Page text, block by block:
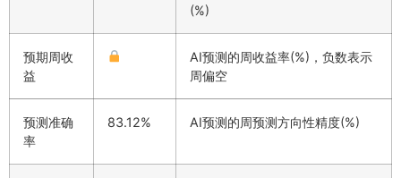
(%)
预期周收
益
AI预测的周收益率(%)，负数表示
周偏空
预测准确
率
83.12% AI预测的周预测方向性精度(%)